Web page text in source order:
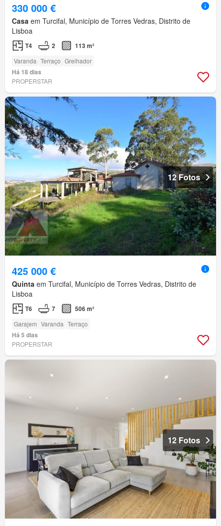
330 000 €
Casa em Turcifal, Município de Torres Vedras, Distrito de
Lisboa
T4 2 113 m²
Varanda Terraço Grelhador
Há 18 dias
PROPERSTAR
12 Fotos
425 000 €
Quinta em Turcifal, Município de Torres Vedras, Distrito de
Lisboa
T6 7 506 m²
Garajem Varanda Terraço
Há 5 dias
PROPERSTAR
12 Fotos